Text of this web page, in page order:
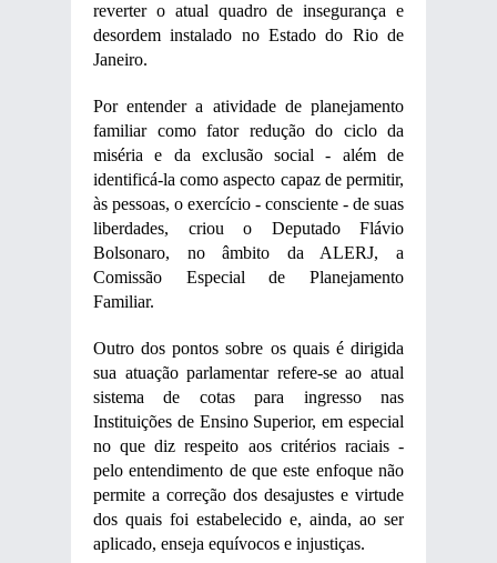
reverter o atual quadro de insegurança e
desordem instalado no Estado do Rio de
Janeiro.
Por entender a atividade de planejamento
familiar como fator redução do ciclo da
miséria e da exclusão social - além de
identificá-la como aspecto capaz de permitir,
às pessoas, o exercício - consciente - de suas
liberdades, criou o Deputado Flávio
Bolsonaro, no âmbito da ALERJ, a
Comissão Especial de Planejamento
Familiar.
Outro dos pontos sobre os quais é dirigida
sua atuação parlamentar refere-se ao atual
sistema de cotas para ingresso nas
Instituições de Ensino Superior, em especial
no que diz respeito aos critérios raciais -
pelo entendimento de que este enfoque não
permite a correção dos desajustes e virtude
dos quais foi estabelecido e, ainda, ao ser
aplicado, enseja equívocos e injustiças.